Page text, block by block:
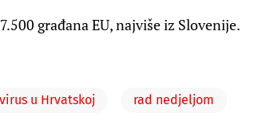
građana EU, najviše iz Slovenije.
u Hrvatskoj rad nedjeljom